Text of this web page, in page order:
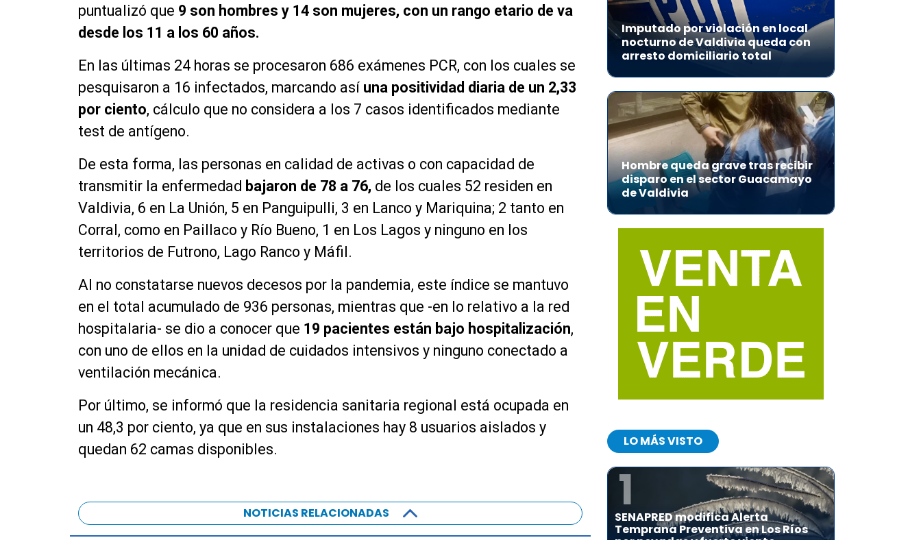
puntualizó que 9 son hombres y 14 son mujeres, con un rango etario de va
desde los 11 a los 60 años.
En las últimas 24 horas se procesaron 686 exámenes PCR, con los cuales se
pesquisaron a 16 infectados, marcando así una positividad diaria de un 2,33
por ciento, cálculo que no considera a los 7 casos identificados mediante
test de antígeno.
De esta forma, las personas en calidad de activas o con capacidad de
transmitir la enfermedad bajaron de 78 a 76, de los cuales 52 residen en
Valdivia, 6 en La Unión, 5 en Panguipulli, 3 en Lanco y Mariquina; 2 tanto en
Corral, como en Paillaco y Río Bueno, 1 en Los Lagos y ninguno en los
territorios de Futrono, Lago Ranco y Máfil.
Al no constatarse nuevos decesos por la pandemia, este índice se mantuvo
en el total acumulado de 936 personas, mientras que -en lo relativo a la red
hospitalaria- se dio a conocer que 19 pacientes están bajo hospitalización,
con uno de ellos en la unidad de cuidados intensivos y ninguno conectado a
ventilación mecánica.
Por último, se informó que la residencia sanitaria regional está ocupada en
un 48,3 por ciento, ya que en sus instalaciones hay 8 usuarios aislados y
quedan 62 camas disponibles.
NOTICIAS RELACIONADAS
Imputado por violación en local
nocturno de Valdivia queda con
arresto domiciliario total
Hombre queda grave tras recibir
disparo en el sector Guacamayo
de Valdivia
LO MÁS VISTO
1
SENAPRED modifica Alerta
Temprana Preventiva en Los Ríos